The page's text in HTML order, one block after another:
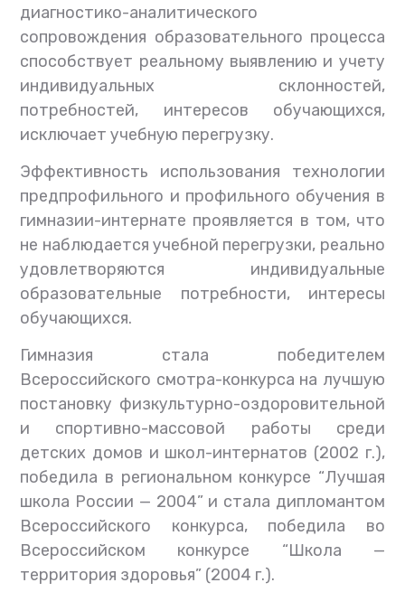
диагностико-аналитического
сопровождения образовательного процесса
способствует реальному выявлению и учету
индивидуальных склонностей,
потребностей, интересов обучающихся,
исключает учебную перегрузку.
Эффективность использования технологии
предпрофильного и профильного обучения в
гимназии-интернате проявляется в том, что
не наблюдается учебной перегрузки, реально
удовлетворяются индивидуальные
образовательные потребности, интересы
обучающихся.
Гимназия стала победителем
Всероссийского смотра-конкурса на лучшую
постановку физкультурно-оздоровительной
и спортивно-массовой работы среди
детских домов и школ-интернатов (2002 г.),
победила в региональном конкурсе “Лучшая
школа России — 2004” и стала дипломантом
Всероссийского конкурса, победила во
Всероссийском конкурсе “Школа —
территория здоровья” (2004 г.).